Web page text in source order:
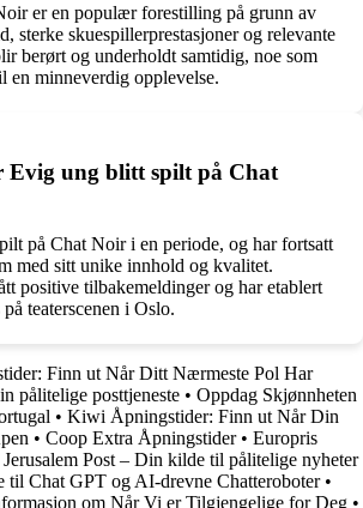
er en populær forestilling på grunn av
sterke skuespillerprestasjoner og relevante
berørt og underholdt samtidig, noe som
en minneverdig opplevelse.
Evig ung blitt spilt på Chat
på Chat Noir i en periode, og har fortsatt
med sitt unike innhold og kvalitet.
positive tilbakemeldinger og har etablert
på teaterscenen i Oslo.
Finn ut Når Ditt Nærmeste Pol Har
pålitelige posttjeneste • Oppdag Skjønnheten
• Kiwi Åpningstider: Finn ut Når Din
• Coop Extra Åpningstider• Europris
Jerusalem Post – Din kilde til pålitelige nyheter
til Chat GPT og AI-drevne Chatteroboter•
om Når Vi er Tilgjengelige for Deg •